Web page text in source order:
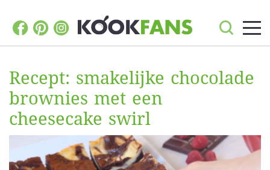
Recept: smakelijke chocolade
brownies met een
cheesecake swirl